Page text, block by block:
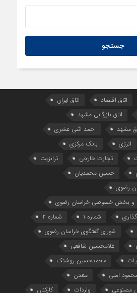
اتاق اقتصاد
اتاق ایران
اتاق بازرگانی مشهد
مشهد
احمد اثنی عشری
انرژی
بانک مرکزی
تجارت خارجی
ترانزیت
حسین محمدیان
رضوی
و بخش خصوصی خراسان رضوی
شماره 1
شماره 2
شورای گفتگوی خراسان رضوی
غلامحسین شافعی
محمدحسین روشنک
امتی
معدن
مصنوعی واردات کارکنان